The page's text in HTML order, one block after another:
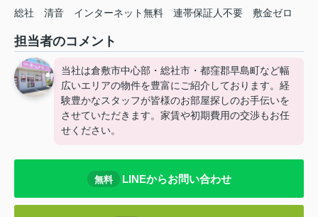
総社 清音 インターネット無料 連帯保証人不要 敷金ゼロ
担当者のコメント
当社は倉敷市中心部・総社市・都窪郡早島町など幅
広いエリアの物件を豊富にご紹介しております。経
験豊かなスタッフが皆様のお部屋探しのお手伝いを
させていただきます。家賃や初期費用の交渉もお任
せください。
無料 LINEからお問い合わせ